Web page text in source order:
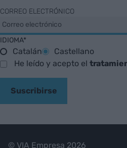
CORREO ELECTRÓNICO
IDIOMA*
Catalán
Castellano
He leído y acepto el
Suscribirse
© VIA Empresa 2026